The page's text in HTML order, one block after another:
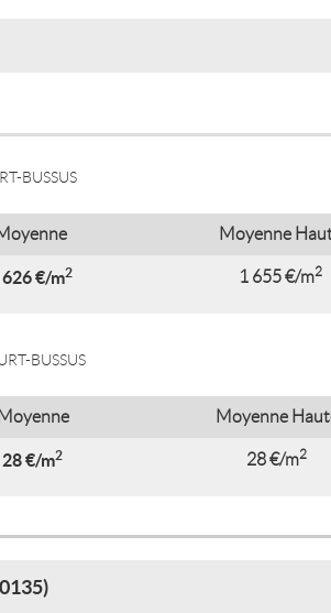
BUSSUS
Moyenne
626 €/m2 1 655 €/m2
BUSSUS
Moyenne Moyenne
28 €/m2 28 €/m2